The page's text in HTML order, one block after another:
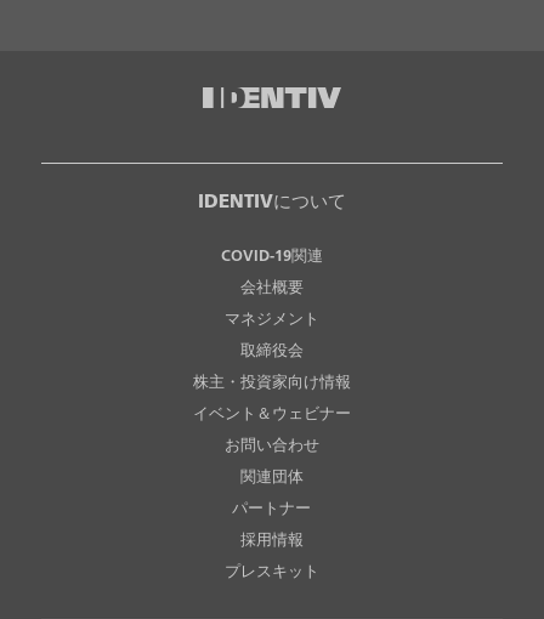
IDENTIVについて
COVID-19関連
会社概要
マネジメント
取締役会
株主・投資家向け情報
イベント＆ウェビナー
お問い合わせ
関連団体
パートナー
採用情報
プレスキット